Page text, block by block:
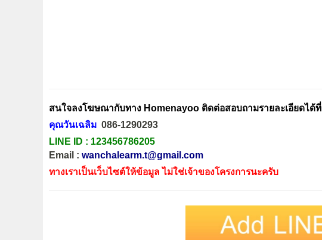
สนใจลงโฆษณากับทาง Homenayoo ติดต่อสอบถามรายละเอียดได้ที่
คุณวันเฉลิม 086-1290293
LINE ID : 123456786205
Email : wanchalearm.t@gmail.com
ทางเราเป็นเว็บไซต์ให้ข้อมูล ไม่ใช่เจ้าของโครงการนะครับ